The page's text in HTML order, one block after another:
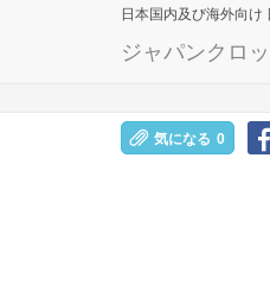
日本国内及び海外向け
ジャパンクロ
気になる 0